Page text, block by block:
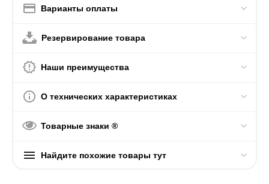
Варианты оплаты
Резервирование товара
Наши преимущества
О технических характеристиках
Товарные знаки ®
Найдите похожие товары тут